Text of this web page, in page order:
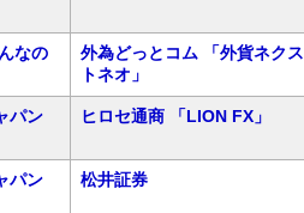
なの
外為どっとコム 「外貨ネクス
トネオ」
パン
ヒロセ通商 「LION FX」
パン
松井証券